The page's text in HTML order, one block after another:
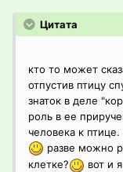
Цитата
кто то может
отпустив птицу
знаток в деле
роль в ее
человека к
разве можно
клетке?
вот и